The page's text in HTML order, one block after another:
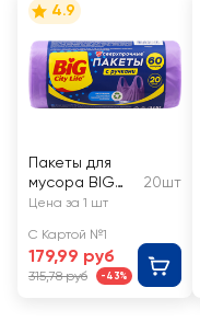
4.9
Пакеты для
мусора BIG
CITY LIFE
е, с ручками,
HD 60х85см,
60л, лиловый
20шт
Цена за 1 шт
С Картой №1
179,99 руб
315,78 руб -43%